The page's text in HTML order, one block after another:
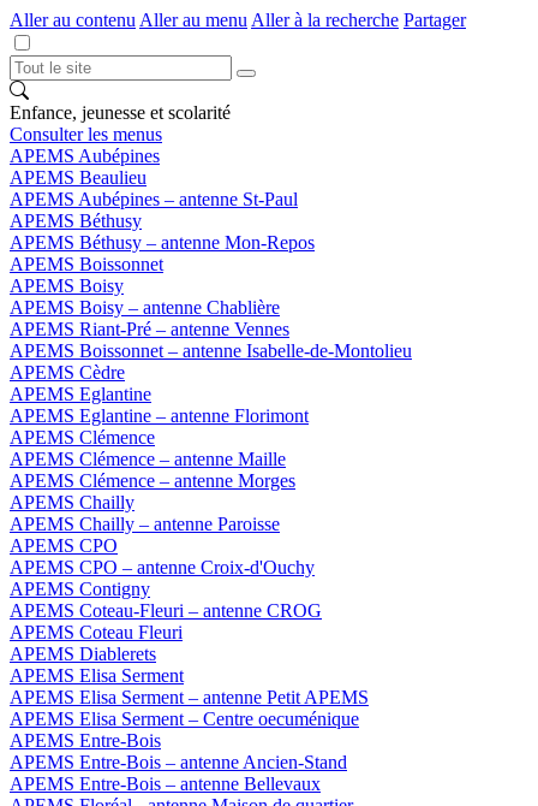
Aller au contenu Aller au menu Aller à la recherche Partager
Enfance, jeunesse et scolarité
Consulter les menus
APEMS Aubépines
APEMS Beaulieu
APEMS Aubépines – antenne St-Paul
APEMS Béthusy
APEMS Béthusy – antenne Mon-Repos
APEMS Boissonnet
APEMS Boisy
APEMS Boisy – antenne Chablière
APEMS Riant-Pré – antenne Vennes
APEMS Boissonnet – antenne Isabelle-de-Montolieu
APEMS Cèdre
APEMS Eglantine
APEMS Eglantine – antenne Florimont
APEMS Clémence
APEMS Clémence – antenne Maille
APEMS Clémence – antenne Morges
APEMS Chailly
APEMS Chailly – antenne Paroisse
APEMS CPO
APEMS CPO – antenne Croix-d'Ouchy
APEMS Contigny
APEMS Coteau-Fleuri – antenne CROG
APEMS Coteau Fleuri
APEMS Diablerets
APEMS Elisa Serment
APEMS Elisa Serment – antenne Petit APEMS
APEMS Elisa Serment – Centre oecuménique
APEMS Entre-Bois
APEMS Entre-Bois – antenne Ancien-Stand
APEMS Entre-Bois – antenne Bellevaux